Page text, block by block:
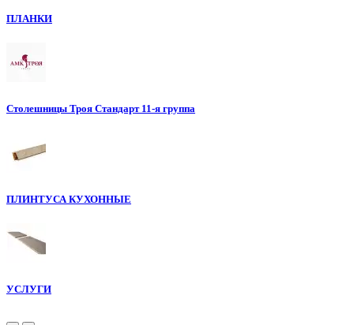
ПЛАНКИ
Столешницы Троя Стандарт 11-я группа
ПЛИНТУСА КУХОННЫЕ
УСЛУГИ